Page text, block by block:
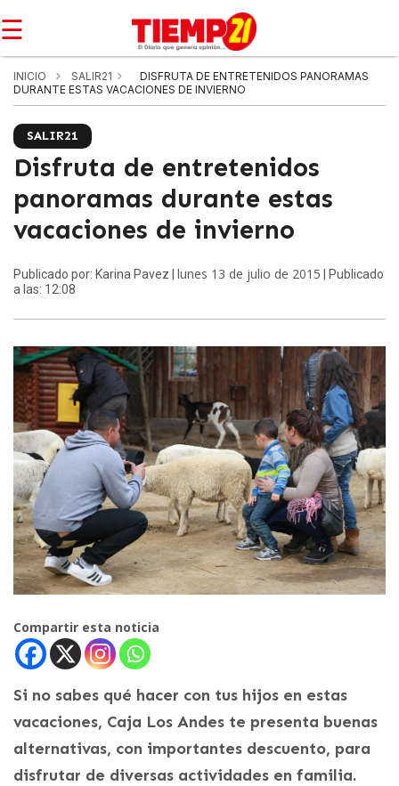
☰
INICIO SALIR21
DISFRUTA DE ENTRETENIDOS PANORAMAS
DURANTE ESTAS VACACIONES DE INVIERNO
SALIR21
Disfruta de entretenidos
panoramas durante estas
vacaciones de invierno
Publicado por: Karina Pavez | lunes 13 de julio de 2015 | Publicado
a las: 12:08
Compartir esta noticia
Si no sabes qué hacer con tus hijos en estas
vacaciones, Caja Los Andes te presenta buenas
alternativas, con importantes descuento, para
disfrutar de diversas actividades en familia.